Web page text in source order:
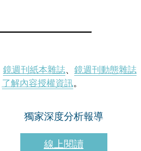
鏡週刊紙本雜誌、 鏡週刊動態雜誌
了解內容授權資訊。
獨家深度分析報導
線上閱讀